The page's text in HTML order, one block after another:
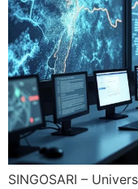
SINGOSARI –